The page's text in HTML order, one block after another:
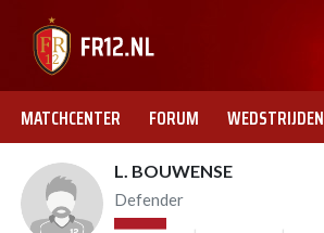
MATCHCENTER FORUM WEDSTRIJDEN
L. BOUWENSE
Defender